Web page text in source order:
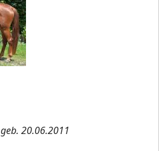
geb. 20.06.2011